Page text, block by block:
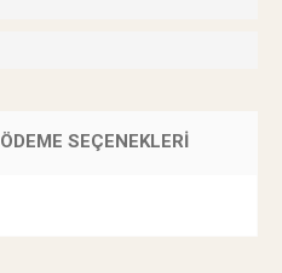
ÖDEME SEÇENEKLERI